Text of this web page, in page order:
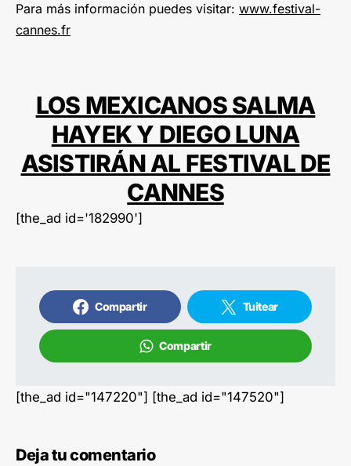
Para más información puedes visitar: www.festival-
cannes.fr
LOS MEXICANOS SALMA
HAYEK Y DIEGO LUNA
ASISTIRÁN AL FESTIVAL DE
CANNES
[the_ad id='182990']
Compartir Tuitear
Compartir
[the_ad id="147220"] [the_ad id="147520"]
Deja tu comentario